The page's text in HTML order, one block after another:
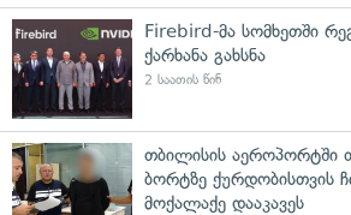
Firebird-მა სომხეთში
ქარხანა გახსნა
2 საათის წინ
თბილისის აეროპორტში
ბორტზე ქურდობისთვის
მოქალაქე დააკავეს